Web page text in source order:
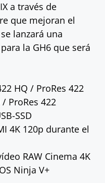
a través de
que mejoran el
lanzará una
la GH6 que será
HQ / ProRes 422
/ ProRes 422
SSD
4K 120p durante el
RAW Cinema 4K
Ninja V+